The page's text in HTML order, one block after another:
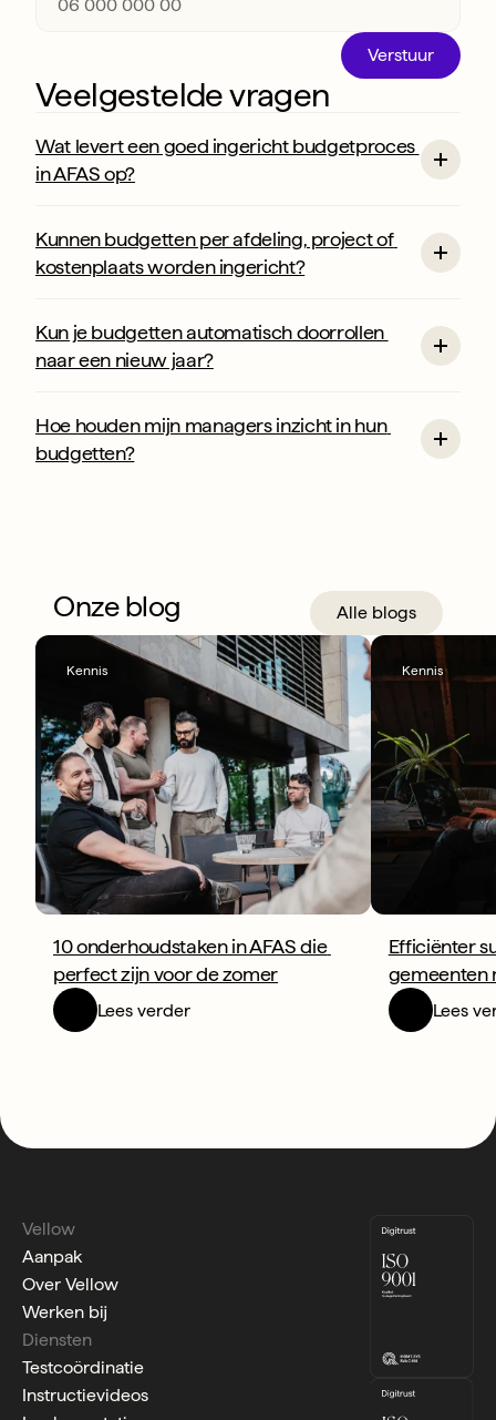
Verstuur
Veelgestelde vragen
Wat levert een goed ingericht budgetproces
in AFAS op?
Kunnen budgetten per afdeling, project of
kostenplaats worden ingericht?
Kun je budgetten automatisch doorrollen
naar een nieuw jaar?
Hoe houden mijn managers inzicht in hun
budgetten?
Onze blog Alle blogs
Kennis
10 onderhoudstaken in AFAS die
perfect zijn voor de zomer
Lees verder
Kennis
Efficiënter
gemeenten
Lees
Vellow
Aanpak
Over Vellow
Werken bij
Diensten
Testcoördinatie
Instructievideos